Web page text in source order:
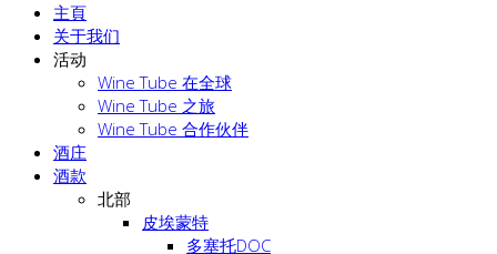
主頁
关于我们
活动
Wine Tube 在全球
Wine Tube 之旅
Wine Tube 合作伙伴
酒庄
酒款
北部
皮埃蒙特
多塞托DOC